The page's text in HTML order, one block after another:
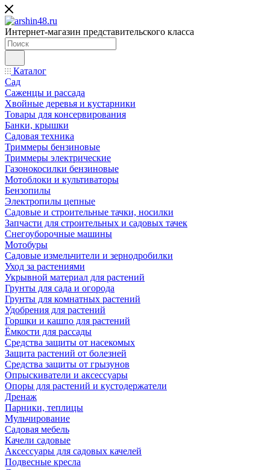
Интернет-магазин представительского класса
Каталог
Сад
Саженцы и рассада
Хвойные деревья и кустарники
Товары для консервирования
Банки, крышки
Садовая техника
Триммеры бензиновые
Триммеры электрические
Газонокосилки бензиновые
Мотоблоки и культиваторы
Бензопилы
Электропилы цепные
Садовые и строительные тачки, носилки
Запчасти для строительных и садовых тачек
Снегоуборочные машины
Мотобуры
Садовые измельчители и зернодробилки
Уход за растениями
Укрывной материал для растений
Грунты для сада и огорода
Грунты для комнатных растений
Удобрения для растений
Горшки и кашпо для растений
Ёмкости для рассады
Средства защиты от насекомых
Защита растений от болезней
Средства защиты от грызунов
Опрыскиватели и аксессуары
Опоры для растений и кустодержатели
Дренаж
Парники, теплицы
Мульчирование
Садовая мебель
Качели садовые
Аксессуары для садовых качелей
Подвесные кресла